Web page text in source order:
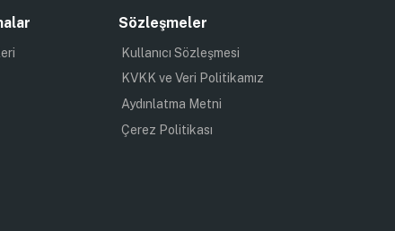
Sözleşmeler
Kullanıcı Sözleşmesi
KVKK ve Veri Politikamız
Aydınlatma Metni
Çerez Politikası